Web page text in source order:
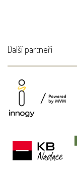
Další partneři